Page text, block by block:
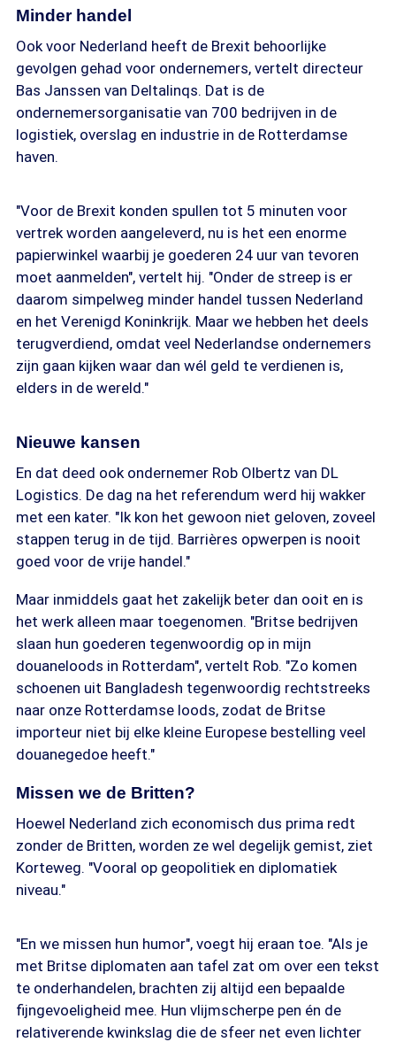
Minder handel
Ook voor Nederland heeft de Brexit behoorlijke
gevolgen gehad voor ondernemers, vertelt directeur
Bas Janssen van Deltalinqs. Dat is de
ondernemersorganisatie van 700 bedrijven in de
logistiek, overslag en industrie in de Rotterdamse
haven.
"Voor de Brexit konden spullen tot 5 minuten voor
vertrek worden aangeleverd, nu is het een enorme
papierwinkel waarbij je goederen 24 uur van tevoren
moet aanmelden", vertelt hij. "Onder de streep is er
daarom simpelweg minder handel tussen Nederland
en het Verenigd Koninkrijk. Maar we hebben het deels
terugverdiend, omdat veel Nederlandse ondernemers
zijn gaan kijken waar dan wél geld te verdienen is,
elders in de wereld."
Nieuwe kansen
En dat deed ook ondernemer Rob Olbertz van DL
Logistics. De dag na het referendum werd hij wakker
met een kater. "Ik kon het gewoon niet geloven, zoveel
stappen terug in de tijd. Barrières opwerpen is nooit
goed voor de vrije handel."
Maar inmiddels gaat het zakelijk beter dan ooit en is
het werk alleen maar toegenomen. "Britse bedrijven
slaan hun goederen tegenwoordig op in mijn
douaneloods in Rotterdam", vertelt Rob. "Zo komen
schoenen uit Bangladesh tegenwoordig rechtstreeks
naar onze Rotterdamse loods, zodat de Britse
importeur niet bij elke kleine Europese bestelling veel
douanegedoe heeft."
Missen we de Britten?
Hoewel Nederland zich economisch dus prima redt
zonder de Britten, worden ze wel degelijk gemist, ziet
Korteweg. "Vooral op geopolitiek en diplomatiek
niveau."
"En we missen hun humor", voegt hij eraan toe. "Als je
met Britse diplomaten aan tafel zat om over een tekst
te onderhandelen, brachten zij altijd een bepaalde
fijngevoeligheid mee. Hun vlijmscherpe pen én de
relativerende kwinkslag die de sfeer net even lichter